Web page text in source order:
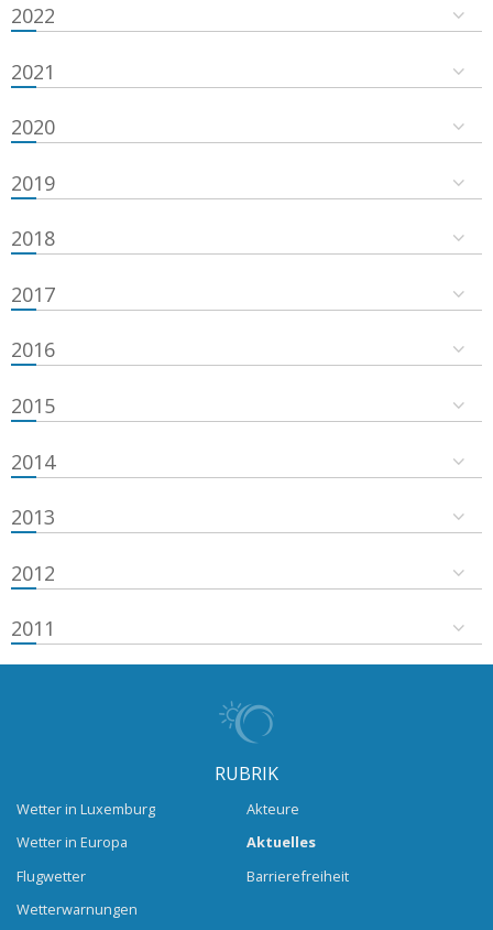
2022
2021
2020
2019
2018
2017
2016
2015
2014
2013
2012
2011
RUBRIK
Wetter in Luxemburg
Wetter in Europa
Flugwetter
Wetterwarnungen
Akteure
Aktuelles
Barrierefreiheit